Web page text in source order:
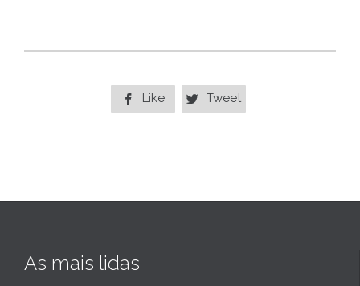
 Like  Tweet
As mais lidas